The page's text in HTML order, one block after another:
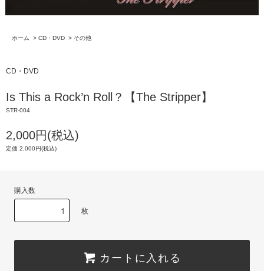
ホーム > CD・DVD > その他
CD・DVD
Is This a Rock’n Roll？【The Stripper】
STR-004
2,000円(税込)
定価 2,000円(税込)
購入数
枚
カートに入れる